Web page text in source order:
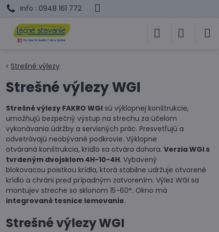
Info : 0948 161 772
Strešné výlezy
Strešné výlezy WGI
Strešné výlezy FAKRO WGI sú výklopnej konštrukcie,
umožňujú bezpečný výstup na strechu za účelom
vykonávania údržby a servisných prác. Presvetľujú a
odvetrávajú neobývané podkrovie. Výklopne
otváraná konštrukcia, krídlo sa otvára dohora. Verzia WGI s
tvrdeným dvojsklom 4H-10-4H. Vybavený
blokovacou poistkou krídla, ktorá stabilne udržuje otvorené
krídlo a chráni pred prípadným zatvorením. Výlez WGI sa
montujev streche so sklonom 15-60°. Okno má
integrované tesnice lemovanie.
Strešné výlezy WGI